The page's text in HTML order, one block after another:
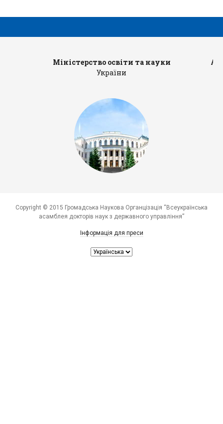
Міністерство освіти та науки
України
Copyright © 2015 Громадська Наукова Органцізація “Всеукраїнська
асамблея докторів наук з державного управління”
Інформація для преси